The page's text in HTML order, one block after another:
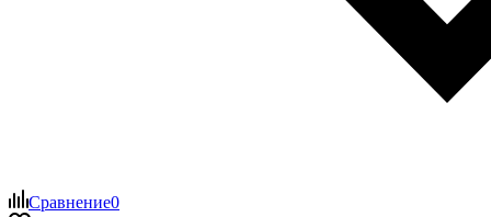
Сравнение0